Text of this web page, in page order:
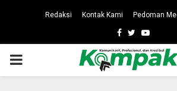
Redaksi Kontak Kami Pedoman
Facebook
TwitterYoutube
PRIMARY